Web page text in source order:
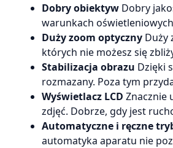
Dobry obiektyw Dobry
warunkach
Duży zoom optyczny Duży
których nie możesz się
Stabilizacja obrazu Dzięki
rozmazany. Poza tym
Wyświetlacz LCD Znacznie
zdjęć. Dobrze, gdy jest
Automatyczne i ręczne
automatyka aparatu nie